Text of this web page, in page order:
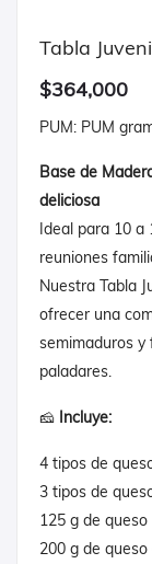
Tabla
$364,000
PUM: PUM
Base de
deliciosa
Ideal para 10 a
reuniones
Nuestra Tabla
ofrecer una
semimaduros y
paladares.
🧀 Incluye:
4 tipos de
3 tipos de
125 g de
200 g de